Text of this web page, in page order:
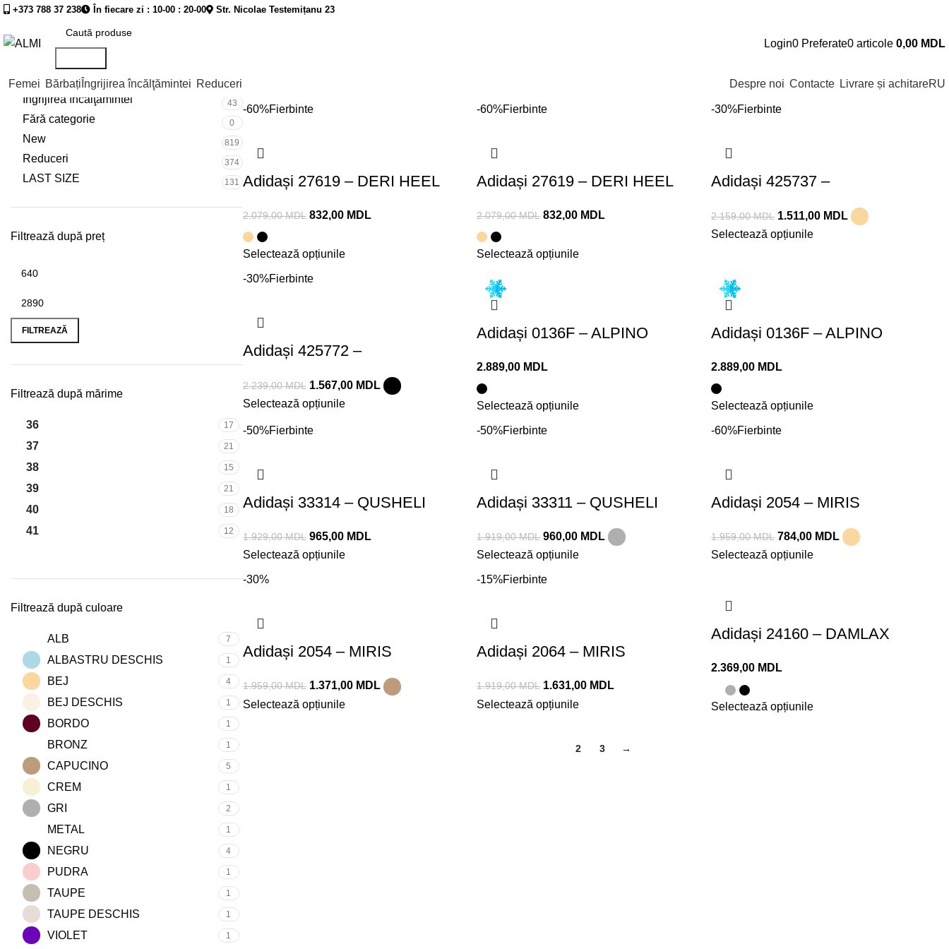
+373 788 37 238 În fiecare zi : 10-00 : 20-00 Str. Nicolae Testemițanu 23
Login0 Preferate0 articole 0,00 MDL
Femei Bărbați Îngrijirea încălţămintei Reduceri Despre noi Contacte Livrare și achitareRU
Categorii de produse
Bărbați 284
Îngrijirea încălţămintei 43
Fără categorie 0
New 819
Reduceri 374
LAST SIZE 131
Filtrează după preț
FILTREAZĂ
Filtrează după mărime
36 17
37 21
38 15
39 21
40 18
41 12
Filtrează după culoare
ALB 7
ALBASTRU DESCHIS 1
BEJ 4
BEJ DESCHIS 1
BORDO 1
BRONZ 1
CAPUCINO 5
CREM 1
GRI 2
METAL 1
NEGRU 4
PUDRA 1
TAUPE 1
TAUPE DESCHIS 1
VIOLET 1
18 24
-60%Fierbinte
Adidași 27619 – DERI HEEL
2.079,00MDL 832,00 MDL
Selectează opțiunile
-60%Fierbinte
Adidași 27619 – DERI HEEL
2.079,00MDL 832,00 MDL
Selectează opțiunile
-30%Fierbinte
Adidași 425737 –
2.159,00MDL 1.511,00 MDL
Selectează opțiunile
-30%Fierbinte
Adidași 425772 –
2.239,00MDL 1.567,00 MDL
Selectează opțiunile
Adidași 0136F – ALPINO
2.889,00 MDL
Selectează opțiunile
Adidași 0136F – ALPINO
2.889,00 MDL
Selectează opțiunile
-50%Fierbinte
Adidași 33314 – QUSHELI
1.929,00MDL 965,00 MDL
Selectează opțiunile
-50%Fierbinte
Adidași 33311 – QUSHELI
1.919,00MDL 960,00 MDL
Selectează opțiunile
-60%Fierbinte
Adidași 2054 – MIRIS
1.959,00MDL 784,00 MDL
Selectează opțiunile
-30%
Adidași 2054 – MIRIS
1.959,00MDL 1.371,00 MDL
Selectează opțiunile
-15%Fierbinte
Adidași 2064 – MIRIS
1.919,00MDL 1.631,00 MDL
Selectează opțiunile
Adidași 24160 – DAMLAX
2.369,00 MDL
Selectează opțiunile
2 3 →